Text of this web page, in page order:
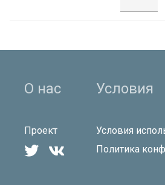
О нас
Проект
 
Условия
Условия
Политика